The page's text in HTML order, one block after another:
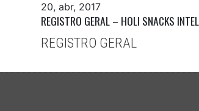
20, abr, 2017
REGISTRO GERAL – HOLI SNACKS
REGISTRO GERAL